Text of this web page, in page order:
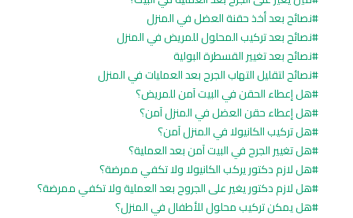
نصائح بعد أخذ حقنة العضل في المنزل
نصائح بعد تركيب المحلول للمريض في المنزل
نصائح بعد تغيير القسطرة البولية
نصائح لتقليل التهاب الجرح بعد العمليات في المنزل
هل إعطاء الحقن في البيت آمن للمريض؟
هل إعطاء حقن العضل في المنزل آمن؟
هل تركيب الكانيولا في المنزل آمن؟
هل تغيير الجرح في البيت آمن بعد العملية؟
هل لازم دكتور يركب الكانيولا ولا تكفي ممرضة؟
هل لازم دكتور يغير على الجروح بعد العملية ولا تكفي ممرضة؟
هل يمكن تركيب محلول للأطفال في المنزل؟